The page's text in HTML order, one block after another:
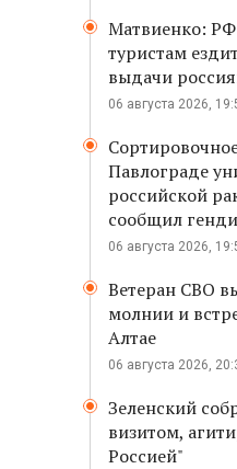
Матвиенко: РФ
туристам
выдачи
06 августа 2026,
Павлограде
российской
сообщил
06 августа 2026,
Ветеран СВО
молнии и
Алтае
06 августа 2026,
Зеленский
визитом,
Россией"